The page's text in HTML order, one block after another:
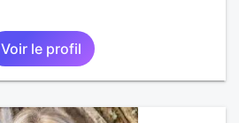
Voir le profil